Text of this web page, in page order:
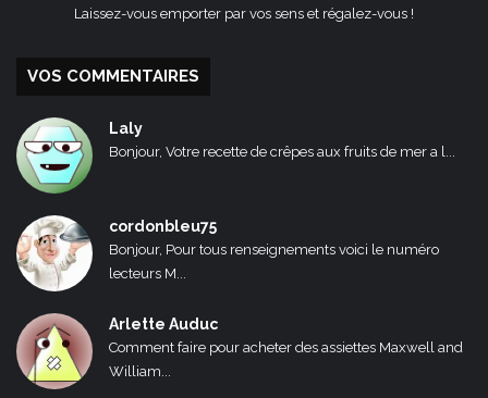
Laissez-vous emporter par vos sens et régalez-vous !
VOS COMMENTAIRES
Laly
Bonjour, Votre recette de crêpes aux fruits de mer a l...
cordonbleu75
Bonjour, Pour tous renseignements voici le numéro
lecteurs M...
Arlette Auduc
Comment faire pour acheter des assiettes Maxwell and
William...